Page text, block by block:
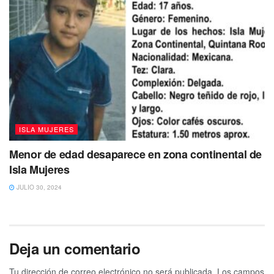
para que el servicio de agua no se encuentra a la altura
que demanda este municipio al que arriba gran cantidad
de turismo a diario.
#Infórmate
En la mesa de trabajo
participaran la Secretaria de Ecología y
Medio Ambiente y el Ayuntamiento de
#IslaMujeres .#ComentaYComparte
https://t.co/dRvRU2d9V9
— islamujeresaldia (@islamujeresald1)
March 7, 2023
“Estaré vigilante, estaré en una actitud de
Atenea Gómez recordó que el Cabildo le concedió la
ISLA MUJERES
Menor de edad desaparece en zona continental de
Isla Mujeres
JULIO 30, 2024
Deja un comentario